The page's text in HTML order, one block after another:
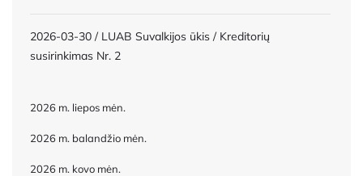
2026-03-30 / LUAB Suvalkijos ūkis / Kreditorių
susirinkimas Nr. 2
2026 m. liepos mėn.
2026 m. balandžio mėn.
2026 m. kovo mėn.